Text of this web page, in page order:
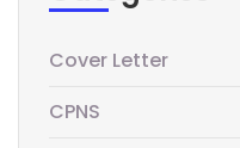
Cover Letter
CPNS